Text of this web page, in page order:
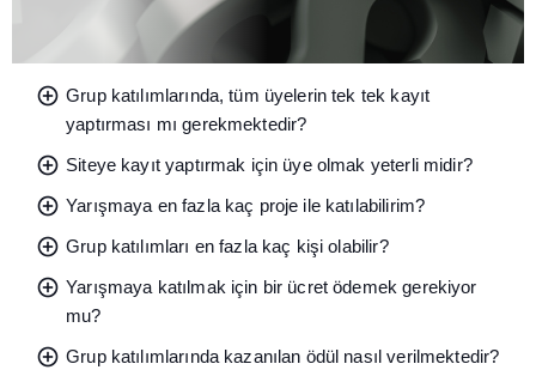
add_circle Grup katılımlarında, tüm üyelerin tek tek kayıt
yaptırması mı gerekmektedir?
add_circle Siteye kayıt yaptırmak için üye olmak yeterli midir?
add_circle Yarışmaya en fazla kaç proje ile katılabilirim?
add_circle Grup katılımları en fazla kaç kişi olabilir?
add_circle Yarışmaya katılmak için bir ücret ödemek gerekiyor
mu?
add_circle Grup katılımlarında kazanılan ödül nasıl verilmektedir?